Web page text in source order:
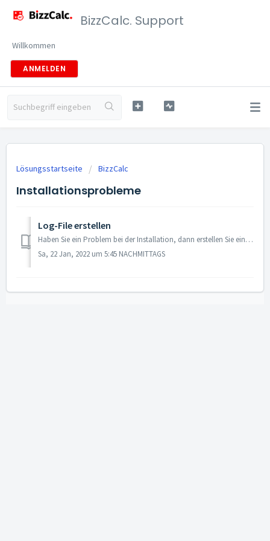
BizzCalc. Support
Willkommen
ANMELDEN
Lösungsstartseite BizzCalc
Installationsprobleme
Log-File erstellen
Haben Sie ein Problem bei der Installation, dann erstellen Sie ein Log-File und senden Dieses bitte an den Support. (support@bizzcalc.de) ________________...
Sa, 22 Jan, 2022 um 5:45 NACHMITTAGS